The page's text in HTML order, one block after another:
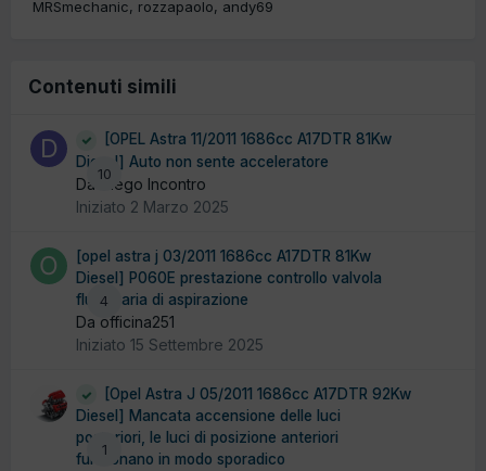
MRSmechanic
rozzapaolo andy69
Contenuti simili
10
[OPEL Astra 11/2011 1686cc A17DTR 81Kw
Diesel] Auto non sente acceleratore
Da Diego Incontro
Iniziato 2 Marzo 2025
4
[opel astra j 03/2011 1686cc A17DTR 81Kw
Diesel] P060E prestazione controllo valvola
flusso aria di aspirazione
Da officina251
Iniziato 15 Settembre 2025
1
[Opel Astra J 05/2011 1686cc A17DTR 92Kw
Diesel] Mancata accensione delle luci
posteriori, le luci di posizione anteriori
funzionano in modo sporadico